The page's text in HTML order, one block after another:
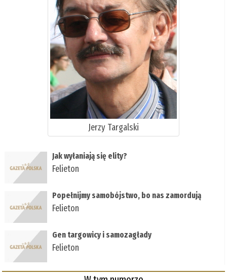
Jerzy Targalski
Jak wyłaniają się elity?
Felieton
Popełnijmy samobójstwo, bo nas zamordują
Felieton
Gen targowicy i samozagłady
Felieton